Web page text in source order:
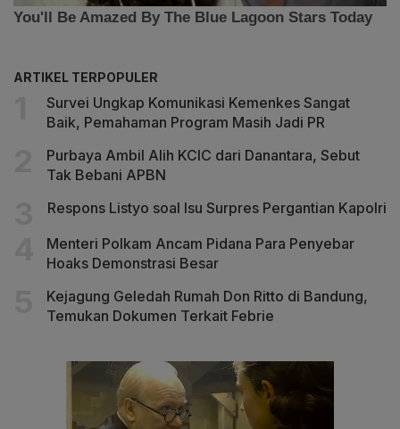
ARTIKEL TERPOPULER
Survei Ungkap Komunikasi Kemenkes Sangat
Baik, Pemahaman Program Masih Jadi PR
Purbaya Ambil Alih KCIC dari Danantara, Sebut
Tak Bebani APBN
Respons Listyo soal Isu Surpres Pergantian Kapolri
Menteri Polkam Ancam Pidana Para Penyebar
Hoaks Demonstrasi Besar
Kejagung Geledah Rumah Don Ritto di Bandung,
Temukan Dokumen Terkait Febrie